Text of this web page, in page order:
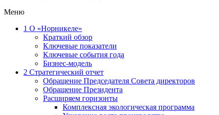
Меню
1 О «Норникеле»
Краткий обзор
Ключевые показатели
Ключевые события года
Бизнес-модель
2 Стратегический отчет
Обращение Председателя Совета директоров
Обращение Президента
Расширяем горизонты
Комплексная экологическая программа